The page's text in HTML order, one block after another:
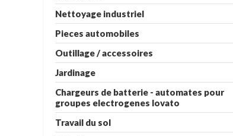
Nettoyage industriel
Pieces automobiles
Outillage / accessoires
Jardinage
Chargeurs de batterie - automates pour
groupes electrogenes lovato
Travail du sol